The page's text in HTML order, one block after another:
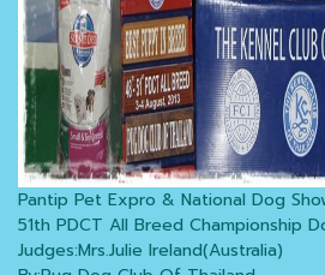
Pantip Pet Expro & National Dog
51th PDCT All Breed Championship
Judges:Mrs.Julie Ireland(Australia)